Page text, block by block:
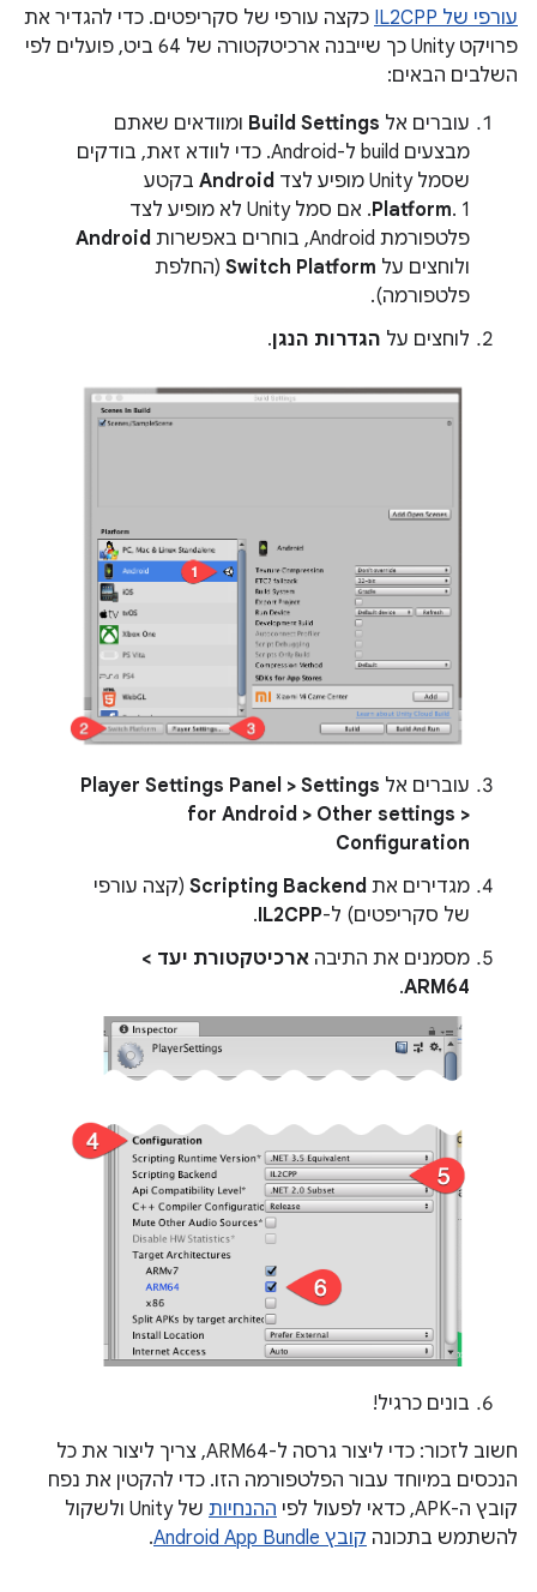
עורפי של IL2CPP
כקצה עורפי של סקריפטים. כדי להגדיר את
פרויקט Unity כך שייבנה ארכיטקטורה של 64 ביט, פועלים לפי
השלבים הבאים:
עוברים אל Build Settings ומוודאים שאתם
מבצעים build ל-Android. כדי לוודא זאת, בודקים
שסמל Unity מופיע לצד
Android בקטע
Platform
. 1. אם סמל Unity לא מופיע לצד
פלטפורמת Android, בוחרים באפשרות
Android
ולוחצים על Switch Platform (החלפת
פלטפורמה).
לוחצים על הגדרות הנגן.
עוברים אל Player Settings Panel > Settings
for Android > Other settings >
Configuration
מגדירים את Scripting Backend (קצה עורפי
של סקריפטים) ל-IL2CPP
.
מסמנים את התיבה ארכיטקטורת יעד >
ARM64
.
בונים כרגיל!
חשוב לזכור: כדי ליצור גרסה ל-ARM64, צריך ליצור את כל
הנכסים במיוחד עבור הפלטפורמה הזו. כדי להקטין את נפח
קובץ ה-APK, כדאי לפעול לפי
ההנחיות
של Unity ולשקול
להשתמש בתכונה קובץ Android App Bundle .